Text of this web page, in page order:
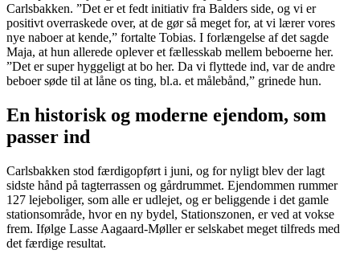
Carlsbakken. ”Det er et fedt initiativ fra Balders side, og vi er
positivt overraskede over, at de gør så meget for, at vi lærer vores
nye naboer at kende,” fortalte Tobias. I forlængelse af det sagde
Maja, at hun allerede oplever et fællesskab mellem beboerne her.
”Det er super hyggeligt at bo her. Da vi flyttede ind, var de andre
beboer søde til at låne os ting, bl.a. et målebånd,” grinede hun.
En historisk og moderne ejendom, som
passer ind
Carlsbakken stod færdigopført i juni, og for nyligt blev der lagt
sidste hånd på tagterrassen og gårdrummet. Ejendommen rummer
127 lejeboliger, som alle er udlejet, og er beliggende i det gamle
stationsområde, hvor en ny bydel, Stationszonen, er ved at vokse
frem. Ifølge Lasse Aagaard-Møller er selskabet meget tilfreds med
det færdige resultat.